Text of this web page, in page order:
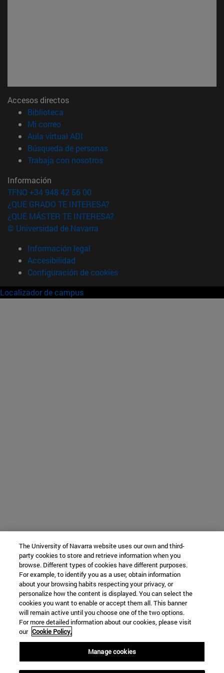
Accesos directos
Biblioteca
Mi correo(abre en nueva ventana)
Aula virtual ADI
Búsqueda de personas(abre en nueva ventana)
Trabaja con nosotros(abre en nueva ventana)
Información
TFNO +34 948 42 56 00
¿QUÉ GRADO TE INTERESA?
¿QUÉ MÁSTER TE INTERESA?
© Universidad de Navarra
Información legal
Accesibilidad
Configuración de cookies
Localizador de campus
The University of Navarra website uses our own and third-
party cookies to store and retrieve information when you
browse. Different types of cookies have different purposes.
For example, to identify you as a user, obtain information
about your browsing habits respecting your privacy, or
personalize how the content is displayed. You can select the
cookies you want to enable or accept them all. This banner
will remain active until you choose one of the two options.
For more detailed information about our cookies, please visit
our Cookie Policy.
Manage cookies